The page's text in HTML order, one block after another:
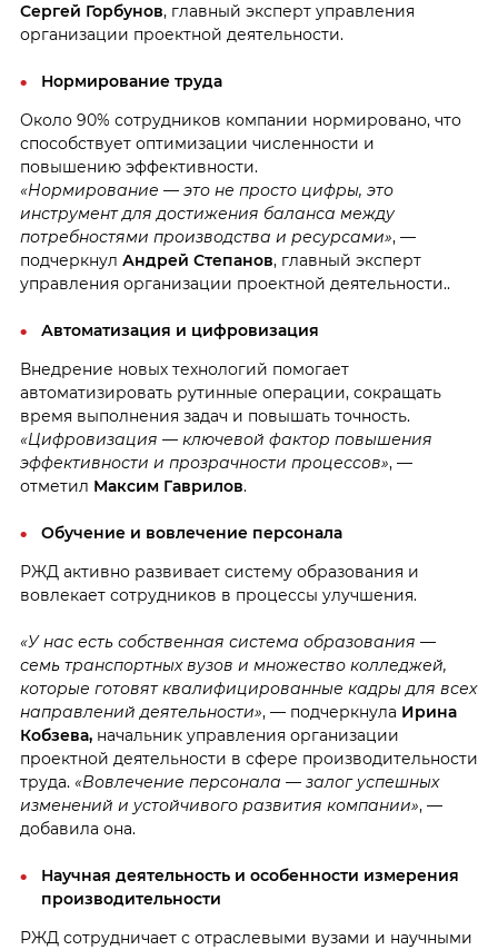
Сергей Горбунов, главный эксперт управления
организации проектной деятельности.
Нормирование труда
Около 90% сотрудников компании нормировано, что
способствует оптимизации численности и
повышению эффективности.
«Нормирование — это не просто цифры, это
инструмент для достижения баланса между
потребностями производства и ресурсами», —
подчеркнул Андрей Степанов, главный эксперт
управления организации проектной деятельности..
Автоматизация и цифровизация
Внедрение новых технологий помогает
автоматизировать рутинные операции, сокращать
время выполнения задач и повышать точность.
«Цифровизация — ключевой фактор повышения
эффективности и прозрачности процессов», —
отметил Максим Гаврилов.
Обучение и вовлечение персонала
РЖД активно развивает систему образования и
вовлекает сотрудников в процессы улучшения.
«У нас есть собственная система образования —
семь транспортных вузов и множество колледжей,
которые готовят квалифицированные кадры для всех
направлений деятельности», — подчеркнула Ирина
Кобзева, начальник управления организации
проектной деятельности в сфере производительности
труда. «Вовлечение персонала — залог успешных
изменений и устойчивого развития компании», —
добавила она.
Научная деятельность и особенности измерения
производительности
РЖД сотрудничает с отраслевыми вузами и научными